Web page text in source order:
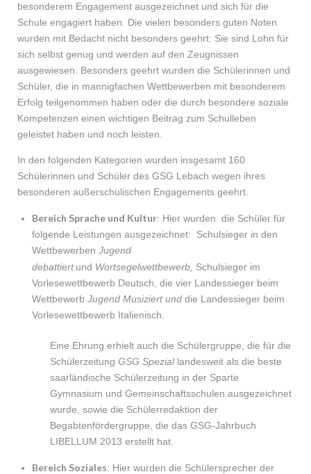
besonderem Engagement ausgezeichnet und sich für die
Schule engagiert haben. Die vielen besonders guten Noten
wurden mit Bedacht nicht besonders geehrt: Sie sind Lohn für
sich selbst genug und werden auf den Zeugnissen
ausgewiesen. Besonders geehrt wurden die Schülerinnen und
Schüler, die in mannigfachen Wettbewerben mit besonderem
Erfolg teilgenommen haben oder die durch besondere soziale
Kompetenzen einen wichtigen Beitrag zum Schulleben
geleistet haben und noch leisten.
In den folgenden Kategorien wurden insgesamt 160
Schülerinnen und Schüler des GSG Lebach wegen ihres
besonderen außerschulischen Engagements geehrt.
Bereich Sprache und Kultur: Hier wurden die Schüler für
folgende Leistungen ausgezeichnet: Schulsieger in den
Wettbewerben Jugend
debattiert und Wortsegelwettbewerb, Schulsieger im
Vorlesewettbewerb Deutsch, die vier Landessieger beim
Wettbewerb Jugend Musiziert und die Landessieger beim
Vorlesewettbewerb Italienisch.
Eine Ehrung erhielt auch die Schülergruppe, die für die
SchülerzeitungGSG Speziallandesweit als die beste
saarländische Schülerzeitung in der Sparte
Gymnasium und Gemeinschaftsschulen ausgezeichnet
wurde, sowie die Schülerredaktion der
Begabtenfördergruppe, die das GSG-Jahrbuch
LIBELLUM 2013 erstellt hat.
Bereich Soziales: Hier wurden die Schülersprecher der